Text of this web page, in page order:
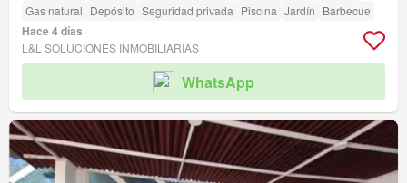
Gas natural Depósito Seguridad privada Piscina Jardín Barbecue
Hace 4 días
L&L SOLUCIONES INMOBILIARIAS
WhatsApp